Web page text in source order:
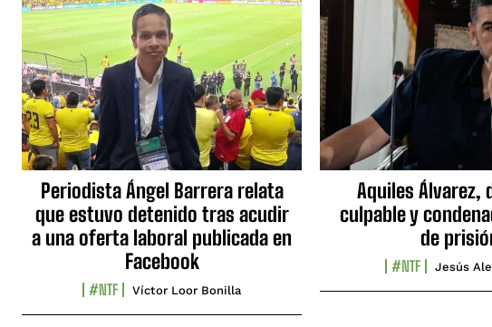
Periodista Ángel Barrera relata
que estuvo detenido tras acudir
a una oferta laboral publicada en
Facebook
#NTF Víctor Loor Bonilla
Aquiles Álvarez,
culpable y
de
#NTF Jesús